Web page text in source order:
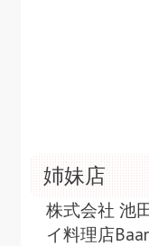
姉妹店
株式会社 池
イ料理店